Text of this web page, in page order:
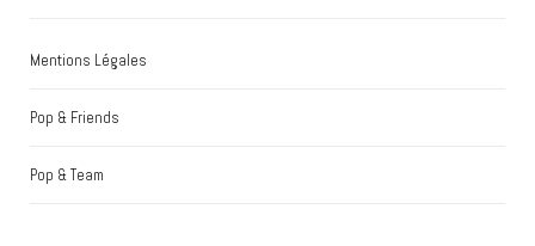
Mentions Légales
Pop & Friends
Pop & Team